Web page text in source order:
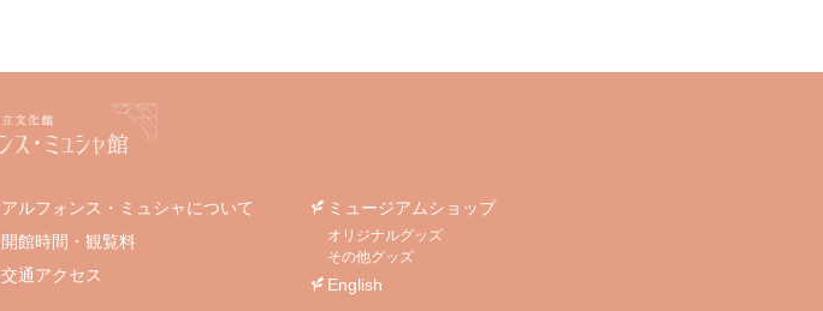
アルフォンス・ミュシャについて
開館時間・観覧料
交通アクセス
ミュージアムショップ
オリジナルグッズ
その他グッズ
English